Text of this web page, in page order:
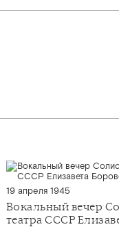
19 апреля 1945
Вокальный вечер
театра СССР